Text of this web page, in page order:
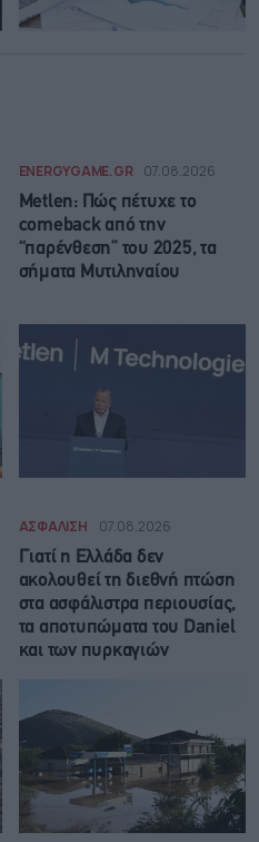
ENERGYGAME.GR 07.08.2026
Metlen: Πώς πέτυχε το
comeback από την
“παρένθεση” του 2025, τα
σήματα Μυτιληναίου
ΑΣΦΑΛΙΣΗ 07.08.2026
Γιατί η Ελλάδα δεν
ακολουθεί τη διεθνή πτώση
στα ασφάλιστρα περιουσίας,
τα αποτυπώματα του Daniel
και των πυρκαγιών